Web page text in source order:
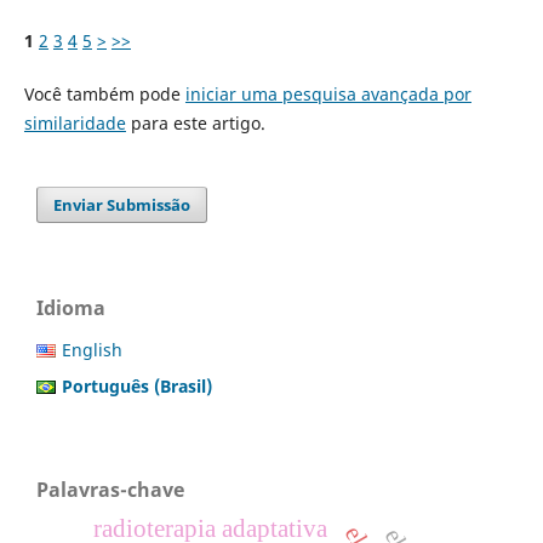
1 2 3 4 5 > >>
Você também pode iniciar uma pesquisa avançada por
similaridadepara este artigo.
Enviar Submissão
Idioma
English
Português (Brasil)
Palavras-chave
radioterapia adaptativa